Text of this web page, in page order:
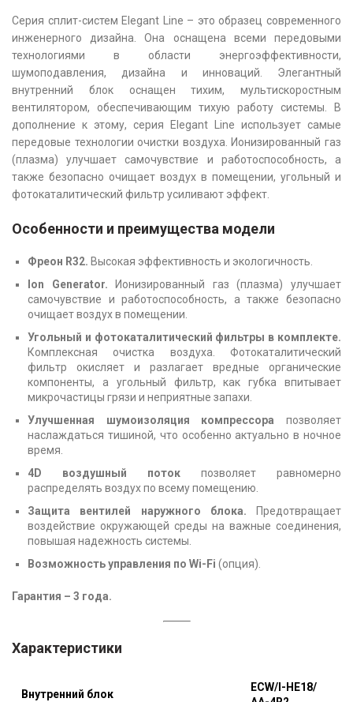
Серия сплит-систем Elegant Line – это образец современного
инженерного дизайна. Она оснащена всеми передовыми
технологиями в области энергоэффективности,
шумоподавления, дизайна и инноваций. Элегантный
внутренний блок оснащен тихим, мультискоростным
вентилятором, обеспечивающим тихую работу системы. В
дополнение к этому, серия Elegant Line использует самые
передовые технологии очистки воздуха. Ионизированный газ
(плазма) улучшает самочувствие и работоспособность, а
также безопасно очищает воздух в помещении, угольный и
фотокаталитический фильтр усиливают эффект.
Особенности и преимущества модели
Фреон R32. Высокая эффективность и экологичность.
Ion Generator. Ионизированный газ (плазма) улучшает
самочувствие и работоспособность, а также безопасно
очищает воздух в помещении.
Угольный и фотокаталитический фильтры в комплекте.
Комплексная очистка воздуха. Фотокаталитический
фильтр окисляет и разлагает вредные органические
компоненты, а угольный фильтр, как губка впитывает
микрочастицы грязи и неприятные запахи.
Улучшенная шумоизоляция компрессора позволяет
наслаждаться тишиной, что особенно актуально в ночное
время.
4D воздушный поток позволяет равномерно
распределять воздух по всему помещению.
Защита вентилей наружного блока. Предотвращает
воздействие окружающей среды на важные соединения,
повышая надежность системы.
Возможность управления по Wi-Fi (опция).
Гарантия – 3 года.
Характеристики
Внутренний блок
ECW/I-HE18/